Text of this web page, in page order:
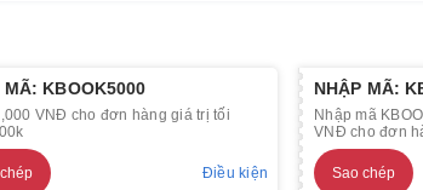
MÃ: KBOOK5000
VNĐ cho đơn hàng giá trị tối
Điều kiện
NHẬP MÃ:
Nhập mã
VNĐ cho đơn
Sao chép